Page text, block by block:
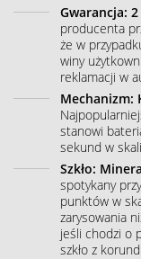
Gwarancja:
producenta
że w
winy
reklamacji w
Mechanizm:
stanowi
sekund w
Szkło:
spotykany
punktów w
zarysowania
jeśli chodzi o
szkło z